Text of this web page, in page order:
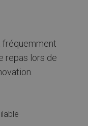
fréquemment
repas lors de